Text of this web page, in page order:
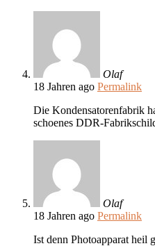
Olaf
18 Jahren ago Permalink
Die Kondensatorenfabrik
schoenes DDR-
Olaf
18 Jahren ago Permalink
Ist denn Photoapparat heil